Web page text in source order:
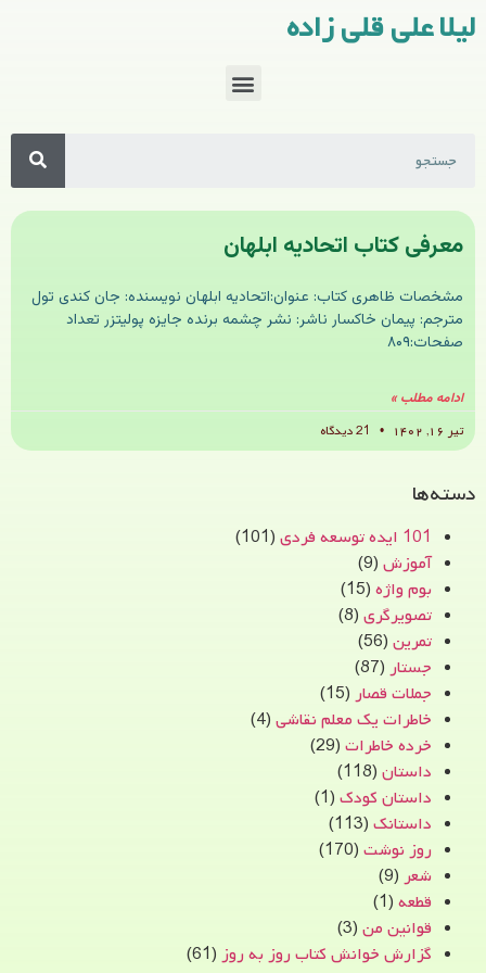
لیلا علی قلی زاده
معرفی کتاب اتحادیه ابلهان
مشخصات ظاهری کتاب: عنوان:اتحادیه ابلهان نویسنده: جان کندی تول
مترجم: پیمان خاکسار ناشر: نشر چشمه برنده جایزه پولیتزر تعداد
صفحات:۸۰۹
ادامه مطلب »
تیر ۱۶, ۱۴۰۲
دسته‌ها
101 ایده توسعه فردی
(101)
آموزش (9)
بوم واژه (15)
تصویرگری (8)
تمرین (56)
جستار (87)
جملات قصار (15)
خاطرات یک معلم نقاشی (4)
خرده خاطرات (29)
داستان (118)
داستان کودک (1)
داستانک (113)
روز نوشت (170)
شعر (9)
قطعه (1)
قوانین من (3)
گزارش خوانش کتاب روز به روز (61)